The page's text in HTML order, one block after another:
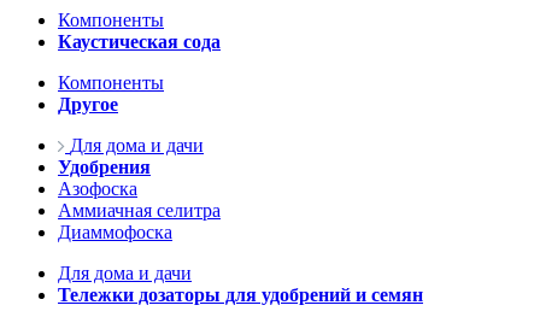
Компоненты
Каустическая сода
Компоненты
Другое
Для дома и дачи
Удобрения
Азофоска
Аммиачная селитра
Диаммофоска
Для дома и дачи
Тележки дозаторы для удобрений и семян